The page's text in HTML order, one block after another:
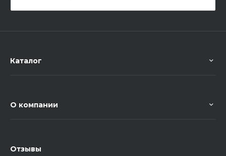
Каталог
О компании
Отзывы